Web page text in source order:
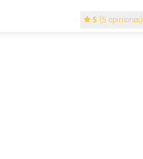
5 (5 opiniones)